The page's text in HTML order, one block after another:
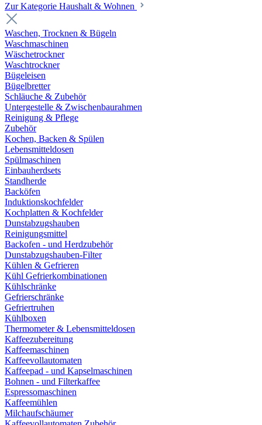
Zur Kategorie Haushalt & Wohnen
Waschen, Trocknen & Bügeln
Waschmaschinen
Wäschetrockner
Waschtrockner
Bügeleisen
Bügelbretter
Schläuche & Zubehör
Untergestelle & Zwischenbaurahmen
Reinigung & Pflege
Zubehör
Kochen, Backen & Spülen
Lebensmitteldosen
Spülmaschinen
Einbauherdsets
Standherde
Backöfen
Induktionskochfelder
Kochplatten & Kochfelder
Dunstabzugshauben
Reinigungsmittel
Backofen - und Herdzubehör
Dunstabzugshauben-Filter
Kühlen & Gefrieren
Kühl Gefrierkombinationen
Kühlschränke
Gefrierschränke
Gefriertruhen
Kühlboxen
Thermometer & Lebensmitteldosen
Kaffeezubereitung
Kaffeemaschinen
Kaffeevollautomaten
Kaffeepad - und Kapselmaschinen
Bohnen - und Filterkaffee
Espressomaschinen
Kaffeemühlen
Milchaufschäumer